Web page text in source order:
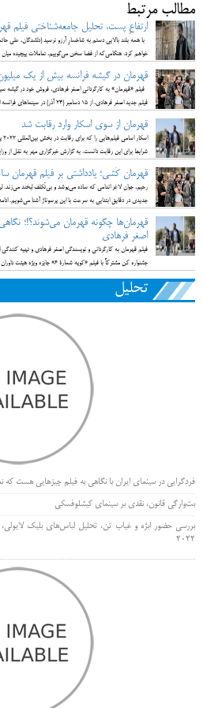
مطالب مرتبط
ارتفاعِ پَست، تحلیل جامعه‌شناختی فیلم
با همه بلند بالایی دستم به شاخسارِ آرزو نرسید (دلشدگان، علی
خواهم کرد. هنگامی‌که از فضا سخن می‌گوییم، تعاملات پیچیده میان
قهرمان در گیشه فرانسه بیش از یک
فیلم «قهرمان» به کارگردانی اصغر فرهادی، فروش خود در گیشه
فیلم جدید اصغر فرهادی، از ۱۵ دسامبر (۲۴ آذر) در سینماهای فرانسه اکران عمومی شد ...
قهرمان از سوی اسکار وارد رقابت شد
شرایط برای این رقابت دانست. به گزارش خبرگزاری مهر به نقل از
قهرمان کُشی؛ یادداشتی بر فیلم قهرمان
رحیم، جوان لاغر اندامی که ساده می‌پوشد و بی‌تَکلف لبخند می‌زند.
جدیدی در دقایق ابتدایی به سرعت با این پرسوناژ آشنا می‌شویم.
قهرمان‌ها چگونه قهرمان می‌شوند؟!؛
اصغر فرهادی
فیلم قهرمان به کارگردانی و نویسندگی اصغر فرهادی و تهیه کنندگی
جشنواره کن مشترکاً با فیلم «کوپه شمارة 6» جایزه ویژه هیئت داوران را از آن خود کند. ...
تحلیل
فردگرایی در سینمای ایران با نگاهی به فیلم چیزهایی هست که
بت‌وارگی قانون، نقدی بر سینمای کیشلوفسکی
بررسی حضور ابژه و غیاب تن، تحلیل لباس‌های بلیک
۲۰۲۲